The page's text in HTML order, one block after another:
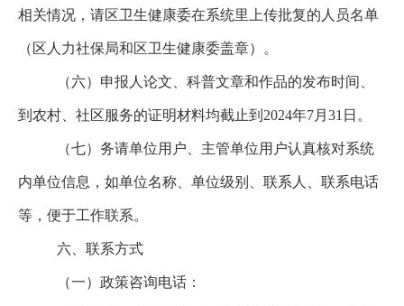
相关情况，请区卫生健康委在系统里上传批复的人员名单
（区人力社保局和区卫生健康委盖章）。
（六）申报人论文、科普文章和作品的发布时间、
到农村、社区服务的证明材料均截止到2024年7月31日。
（七）务请单位用户、主管单位用户认真核对系统
内单位信息，如单位名称、单位级别、联系人、联系电话
等，便于工作联系。
六、联系方式
（一）政策咨询电话：